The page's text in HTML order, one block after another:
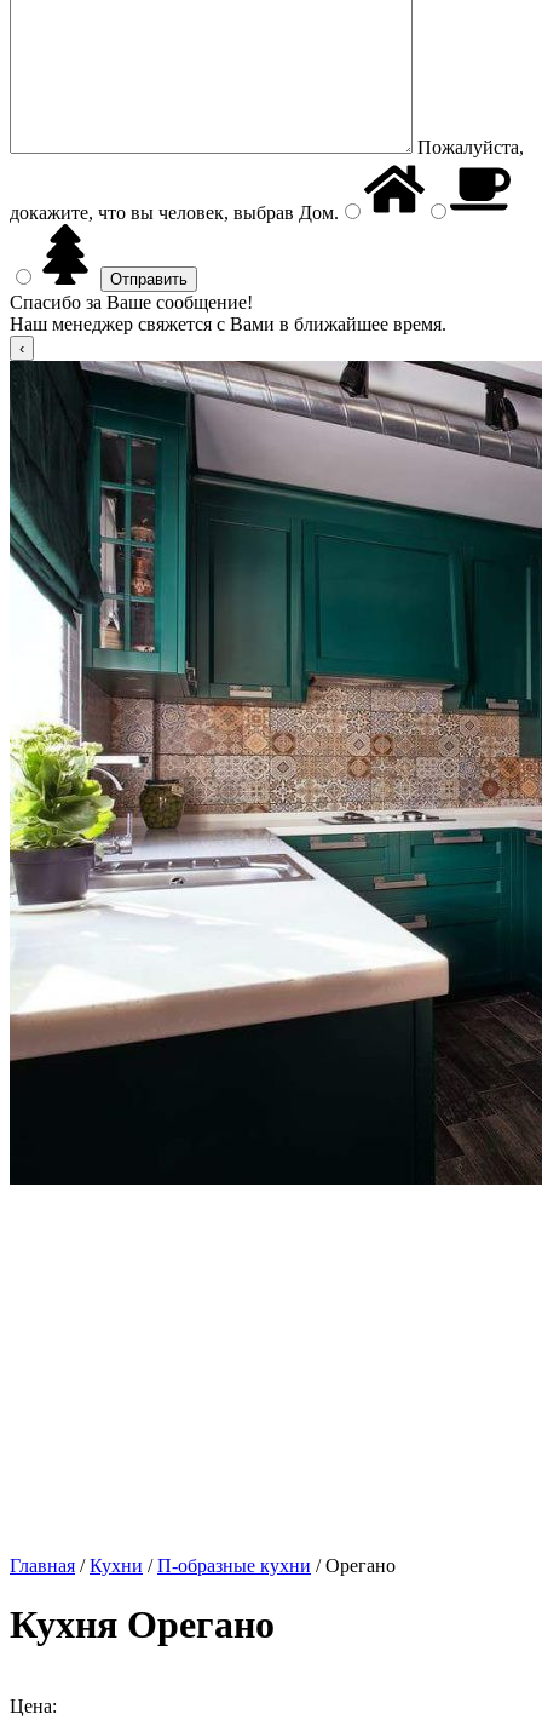
Пожалуйста,
докажите, что вы человек, выбрав Дом.
Спасибо за Ваше сообщение!
Наш менеджер свяжется с Вами в ближайшее время.
Главная /Кухни /П-образные кухни / Орегано
Кухня Орегано
Цена: